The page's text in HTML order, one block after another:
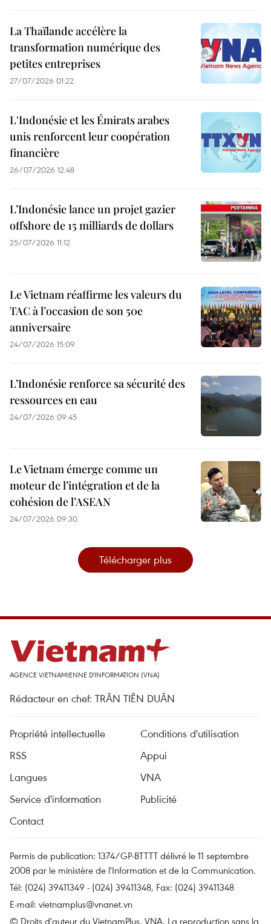
La Thaïlande accélère la
transformation numérique des
petites entreprises
27/07/2026 01:22
L'Indonésie et les Émirats arabes
unis renforcent leur coopération
financière
26/07/2026 12:48
L’Indonésie lance un projet gazier
offshore de 15 milliards de dollars
25/07/2026 11:12
Le Vietnam réaffirme les valeurs du
TAC à l’occasion de son 50e
anniversaire
24/07/2026 15:09
L’Indonésie renforce sa sécurité des
ressources en eau
24/07/2026 09:45
Le Vietnam émerge comme un
moteur de l’intégration et de la
cohésion de l’ASEAN
24/07/2026 09:30
Télécharger plus
AGENCE VIETNAMIENNE D'INFORMATION (VNA)
Rédacteur en chef: TRÂN TIÊN DUÂN
Propriété intellectuelle
Conditions d'utilisation
RSS
Appui
Langues
VNA
Service d'information
Publicité
Contact
Permis de publication: 1374/GP-BTTTT délivré le 11 septembre
2008 par le ministère de l'Information et de la Communication.
Tél: (024) 39411349 - (024) 39411348, Fax: (024) 39411348
E-mail: vietnamplus@vnanet.vn
© Droits d'auteur du VietnamPlus, VNA. La reproduction sans la